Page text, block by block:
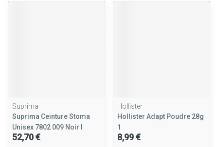
Suprima
Suprima Ceinture Stoma
Unisex 7802 009 Noir l
52,70 €
Hollister
Hollister Adapt Poudre 28g
1
8,99 €